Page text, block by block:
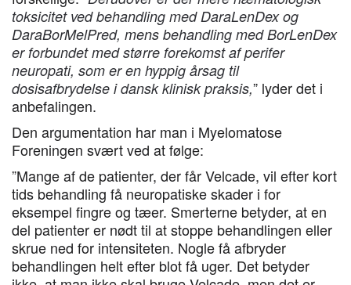
toksicitet ved behandling med DaraLenDex og
DaraBorMelPred, mens behandling med BorLenDex
er forbundet med større forekomst af perifer
neuropati, som er en hyppig årsag til
dosisafbrydelse i dansk klinisk praksis,” lyder det i
anbefalingen.
Den argumentation har man i Myelomatose
Foreningen svært ved at følge:
”Mange af de patienter, der får Velcade, vil efter kort
tids behandling få neuropatiske skader i for
eksempel fingre og tæer. Smerterne betyder, at en
del patienter er nødt til at stoppe behandlingen eller
skrue ned for intensiteten. Nogle få afbryder
behandlingen helt efter blot få uger. Det betyder